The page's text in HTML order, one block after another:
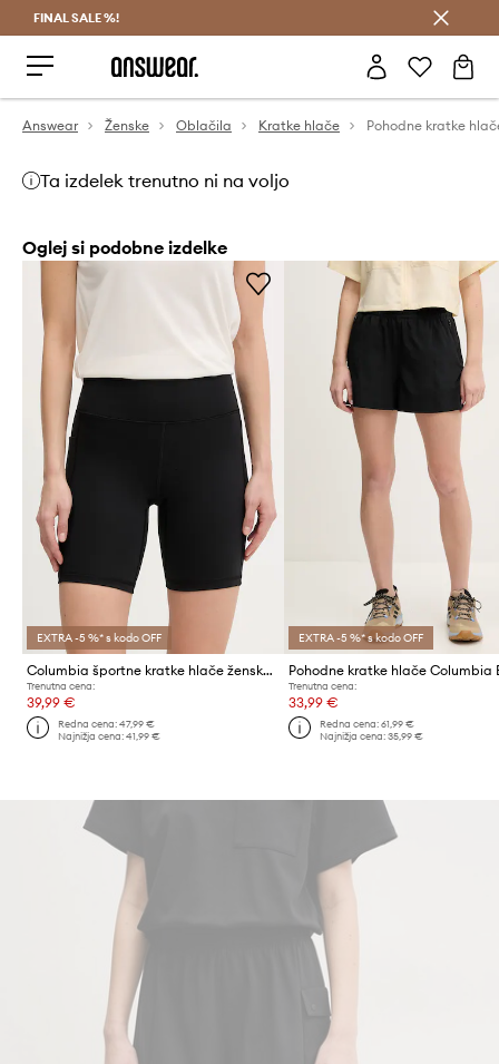
FINAL SALE %!
Answear Ženske Oblačila Kratke hlače
Ta izdelek trenutno ni na voljo
Oglej si podobne izdelke
EXTRA -5 %* s kodo OFF
Columbia športne kratke hlače ženske Loneridge
Trenutna cena:
39,99 €
Redna cena:47,99 €
Najnižja cena:41,99 €
EXTRA -5 %* s kodo OFF
Trenutna cena:
33,99 €
Redna cena: 61,99 €
Najnižja cena: 35,99 €